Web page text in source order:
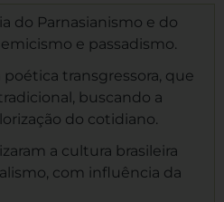
do Parnasianismo e do
e passadismo.
transgressora, que
buscando a
do cotidiano.
a cultura brasileira
com influência da